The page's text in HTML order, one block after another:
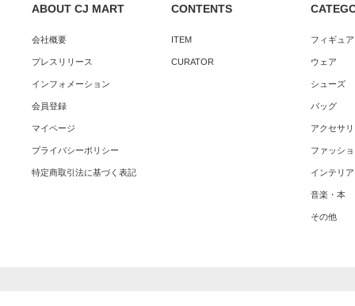
ABOUT CJ MART
会社概要
プレスリリース
インフォメーション
会員登録
マイページ
プライバシーポリシー
特定商取引法に基づく表記
CONTENTS
ITEM
CURATOR
フィギュ
ウェア
シューズ
バッグ
アクセサ
ファッシ
インテリア
音楽・本
その他